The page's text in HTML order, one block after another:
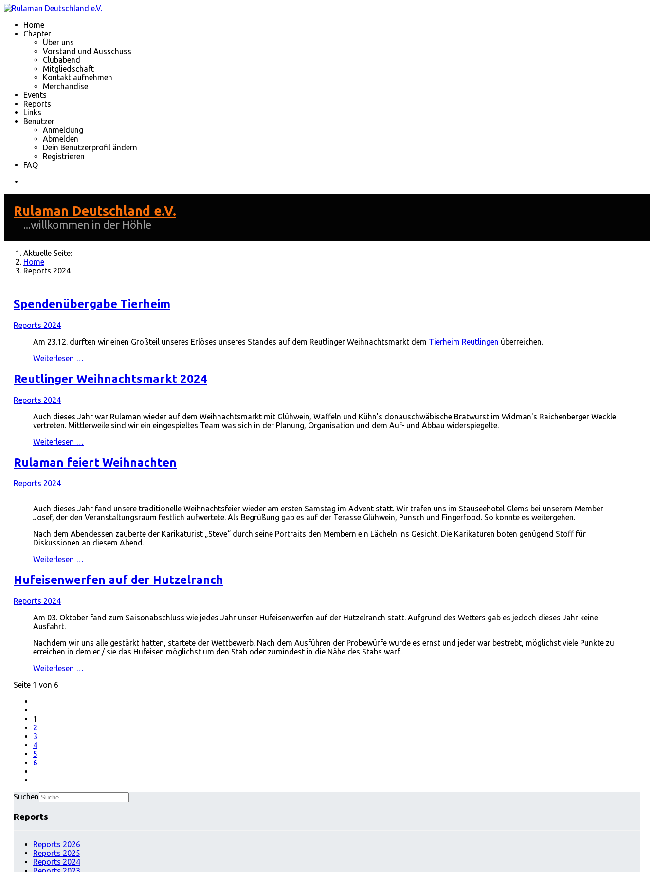
Home
Chapter
Über uns
Vorstand und Ausschuss
Clubabend
Mitgliedschaft
Kontakt aufnehmen
Merchandise
Events
Reports
Links
Benutzer
Anmeldung
Abmelden
Dein Benutzerprofil ändern
Registrieren
FAQ
Rulaman Deutschland e.V.
...willkommen in der Höhle
Aktuelle Seite:
Home
Reports 2024
Spendenübergabe Tierheim
Reports 2024
Am 23.12. durften wir einen Großteil unseres Erlöses unseres Standes auf dem Reutlinger Weihnachtsmarkt dem Tierheim Reutlingen überreichen.
Weiterlesen …
Reutlinger Weihnachtsmarkt 2024
Reports 2024
Auch dieses Jahr war Rulaman wieder auf dem Weihnachtsmarkt mit Glühwein, Waffeln und Kühn's donauschwäbische Bratwurst im Widman's Raichenberger Weckle
vertreten. Mittlerweile sind wir ein eingespieltes Team was sich in der Planung, Organisation und dem Auf- und Abbau widerspiegelte.
Weiterlesen …
Rulaman feiert Weihnachten
Reports 2024
Auch dieses Jahr fand unsere traditionelle Weihnachtsfeier wieder am ersten Samstag im Advent statt. Wir trafen uns im Stauseehotel Glems bei unserem Member
Josef, der den Veranstaltungsraum festlich aufwertete. Als Begrüßung gab es auf der Terasse Glühwein, Punsch und Fingerfood. So konnte es weitergehen.
Nach dem Abendessen zauberte der Karikaturist „Steve“ durch seine Portraits den Membern ein Lächeln ins Gesicht. Die Karikaturen boten genügend Stoff für
Diskussionen an diesem Abend.
Weiterlesen …
Hufeisenwerfen auf der Hutzelranch
Reports 2024
Am 03. Oktober fand zum Saisonabschluss wie jedes Jahr unser Hufeisenwerfen auf der Hutzelranch statt. Aufgrund des Wetters gab es jedoch dieses Jahr keine
Ausfahrt.
Nachdem wir uns alle gestärkt hatten, startete der Wettbewerb. Nach dem Ausführen der Probewürfe wurde es ernst und jeder war bestrebt, möglichst viele Punkte zu
erreichen in dem er / sie das Hufeisen möglichst um den Stab oder zumindest in die Nähe des Stabs warf.
Weiterlesen …
Seite 1 von 6
1
2
3
4
5
6
Suchen
Reports
Reports 2026
Reports 2025
Reports 2024